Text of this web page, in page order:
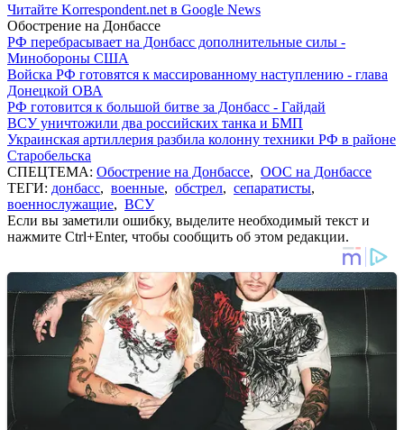
Читайте Korrespondent.net в Google News
Обострение на Донбассе
РФ перебрасывает на Донбасс дополнительные силы -
Минобороны США
Войска РФ готовятся к массированному наступлению - глава
Донецкой ОВА
РФ готовится к большой битве за Донбасс - Гайдай
ВСУ уничтожили два российских танка и БМП
Украинская артиллерия разбила колонну техники РФ в районе
Старобельска
СПЕЦТЕМА: Обострение на Донбассе, ООС на Донбассе
ТЕГИ: донбасс, военные, обстрел, сепаратисты,
военнослужащие, ВСУ
Если вы заметили ошибку, выделите необходимый текст и
нажмите Ctrl+Enter, чтобы сообщить об этом редакции.